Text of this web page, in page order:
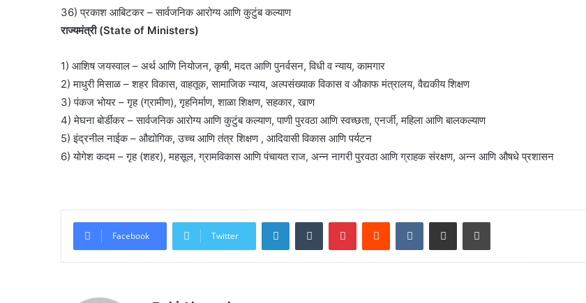
36) प्रकाश आबिटकर – सार्वजनिक आरोग्य आणि कुटुंब कल्याण
राज्यमंत्री (State of Ministers)
1) आशिष जयस्वाल – अर्थ आणि नियोजन, कृषी, मदत आणि पुनर्वसन, विधी व न्याय, कामगार
2) माधुरी मिसाळ – शहर विकास, वाहतूक, सामाजिक न्याय, अल्पसंख्याक विकास व औकाफ मंत्रालय, वैद्यकीय शिक्षण
3) पंकज भोयर – गृह (ग्रामीण), गृहनिर्माण, शाळा शिक्षण, सहकार, खाण
4) मेघना बोर्डीकर – सार्वजनिक आरोग्य आणि कुटुंब कल्याण, पाणी पुरवठा आणि स्वच्छता, एनर्जी, महिला आणि बालकल्याण
5) इंद्रनील नाईक – औद्योगिक, उच्च आणि तंत्र शिक्षण , आदिवासी विकास आणि पर्यटन
6) योगेश कदम – गृह (शहर), महसूल, ग्रामविकास आणि पंचायत राज, अन्न नागरी पुरवठा आणि ग्राहक संरक्षण, अन्न आणि औषधे प्रशासन
Facebook Twitter
LinkedInTumblr PinterestReddit VKontakteShare via Email Print